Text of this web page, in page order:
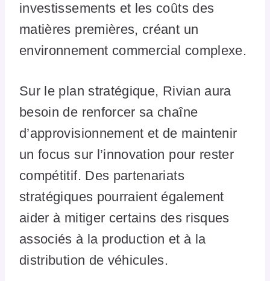
investissements et les coûts des
matières premières, créant un
environnement commercial complexe.
Sur le plan stratégique, Rivian aura
besoin de renforcer sa chaîne
d’approvisionnement et de maintenir
un focus sur l’innovation pour rester
compétitif. Des partenariats
stratégiques pourraient également
aider à mitiger certains des risques
associés à la production et à la
distribution de véhicules.